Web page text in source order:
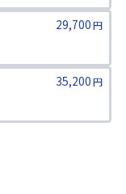
29,700円
。二親等までのご家
35,200円
。二親等までのご家